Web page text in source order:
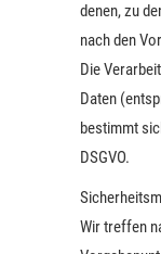
denen, zu
nach den
Die
Daten
bestimmt
DSGVO.
Wir treffen